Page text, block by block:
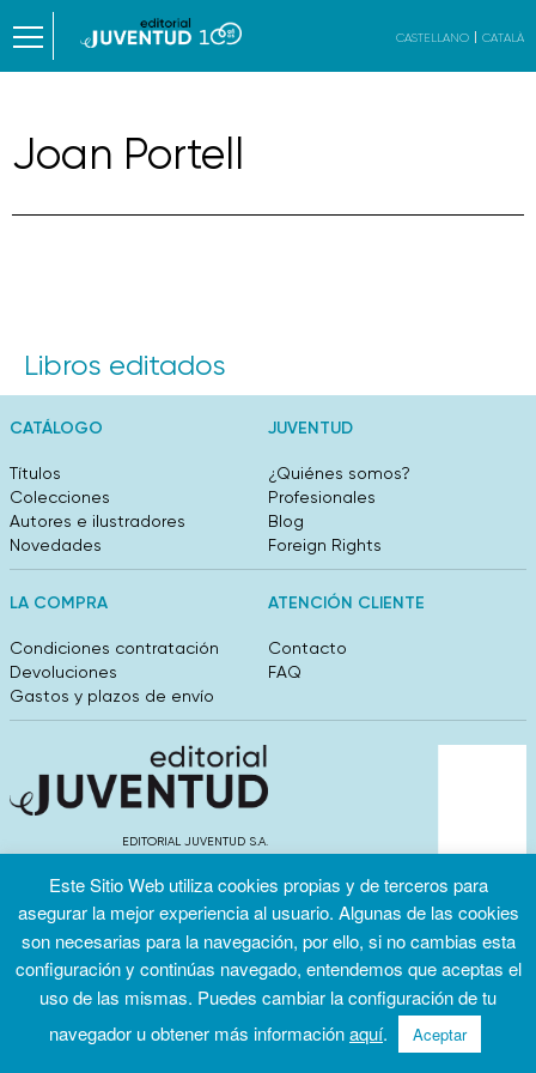
CASTELLANO CATALÀ
Joan Portell
Libros editados
CATÁLOGO
Títulos
Colecciones
Autores e ilustradores
Novedades
JUVENTUD
¿Quiénes somos?
Profesionales
Blog
Foreign Rights
LA COMPRA
Condiciones contratación
Devoluciones
Gastos y plazos de envío
ATENCIÓN CLIENTE
Contacto
FAQ
EDITORIAL JUVENTUD S.A.
info@editorialjuventud.es
Condiciones
Política de
privacidad
Política de
Este Sitio Web utiliza cookies propias y de terceros para
asegurar la mejor experiencia al usuario. Algunas de las cookies
son necesarias para la navegación, por ello, si no cambias esta
configuración y continúas navegado, entendemos que aceptas el
uso de las mismas. Puedes cambiar la configuración de tu
navegador u obtener más informaciónaquí. Aceptar